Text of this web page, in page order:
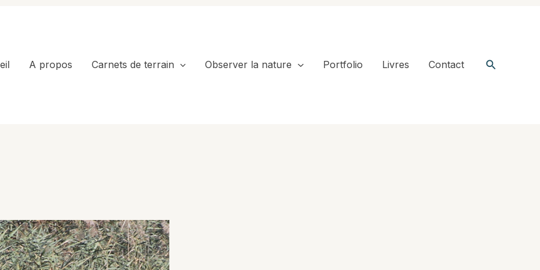
A propos Carnets de terrain Observer la nature Portfolio Livres Contact